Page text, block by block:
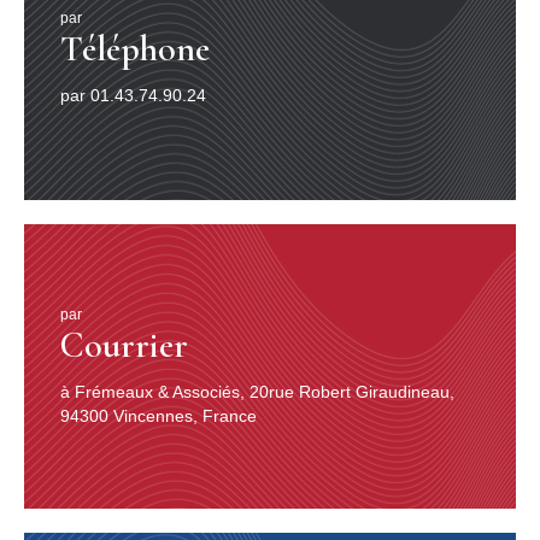
Barack Obama
WORLD MUSIC
C’est à partir des années 1950 que la musique
populaire a commencé à prendre une réelle dimension
de mondialité, un fait ethnologique majeur. Tournées
internationales de l’Égyptienne Oum Kalsoum ou
calypso et mento jamaïcain de Harry Belafonte3, puis
krio de Sierra Leone, jazz latin, son, rumba et mambo4
cubains, puis rumba congolaise et bientôt salsa new-
yorkaise, bossa nova5 brésilienne de João Gilberto6,
ostensibles influences cubaines et africaines sur le jazz
(à écouter ici), blues des Rolling Stones ou soul des
Animals, succès de la Sud-Africaine Miriam Makeba,
influence de l’Indien Ravi Shankar sur John Coltrane ou
George Harrison, ska et bientôt reggae de Bob Marley7
reflétaient la société multiculturelle. Ils annonçaient le
courant «?world music» des années 1980.
Cet attrait occidental pour les musiques non
européennes a été long à venir. Le traité sur la musique
par
Téléphone
par 01.43.74.90.24
par
Courrier
à Frémeaux & Associés, 20rue Robert Giraudineau,
94300 Vincennes, France